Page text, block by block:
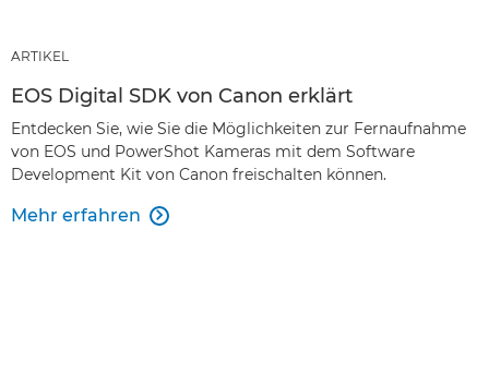
ARTIKEL
EOS Digital SDK von Canon erklärt
Entdecken Sie, wie Sie die Möglichkeiten zur Fernaufnahme
von EOS und PowerShot Kameras mit dem Software
Development Kit von Canon freischalten können.
Mehr erfahren 